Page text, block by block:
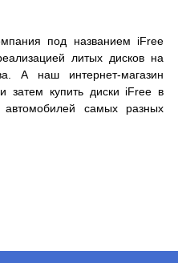
под названием iFree
литых дисков на
А наш интернет-магазин
затем купить диски iFree в
самых разных